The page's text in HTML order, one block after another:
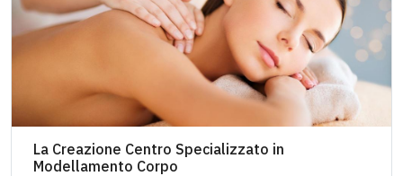
La Creazione Centro Specializzato in
Modellamento Corpo